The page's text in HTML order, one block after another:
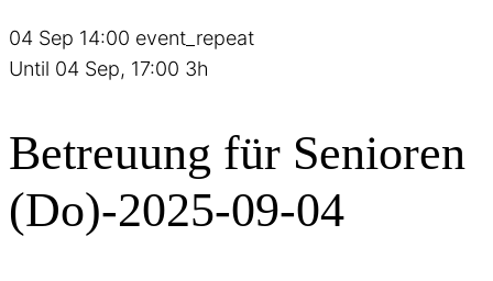
04 Sep 14:00 event_repeat
Until 04 Sep, 17:00 3h
Betreuung für Senioren
(Do)-2025-09-04